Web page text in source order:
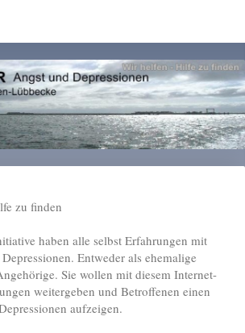
zu finden
haben alle selbst Erfahrungen mit
Entweder als ehemalige
Sie wollen mit diesem Internet-
weitergeben und Betroffenen einen
aufzeigen.